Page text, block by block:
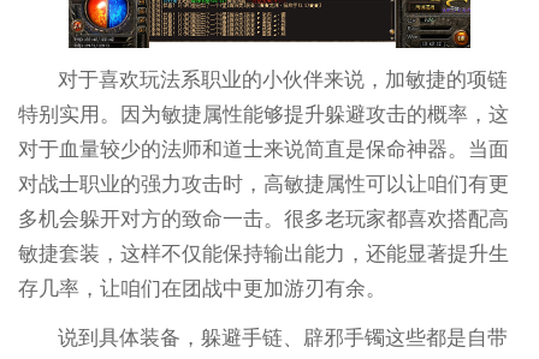
对于喜欢玩法系职业的小伙伴来说，加敏捷的项链
特别实用。因为敏捷属性能够提升躲避攻击的概率，这
对于血量较少的法师和道士来说简直是保命神器。当面
对战士职业的强力攻击时，高敏捷属性可以让咱们有更
多机会躲开对方的致命一击。很多老玩家都喜欢搭配高
敏捷套装，这样不仅能保持输出能力，还能显著提升生
存几率，让咱们在团战中更加游刃有余。
说到具体装备，躲避手链、辟邪手镯这些都是自带